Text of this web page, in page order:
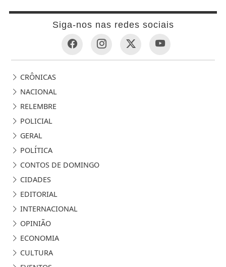
Siga-nos nas redes sociais
CRÔNICAS
NACIONAL
RELEMBRE
POLICIAL
GERAL
POLÍTICA
CONTOS DE DOMINGO
CIDADES
EDITORIAL
INTERNACIONAL
OPINIÃO
ECONOMIA
CULTURA